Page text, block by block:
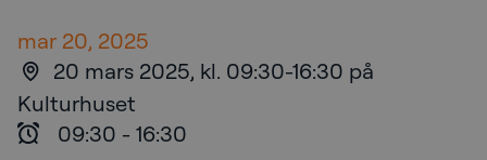
mar 20, 2025
20 mars 2025, kl. 09:30-16:30 på
Kulturhuset
09:30 - 16:30